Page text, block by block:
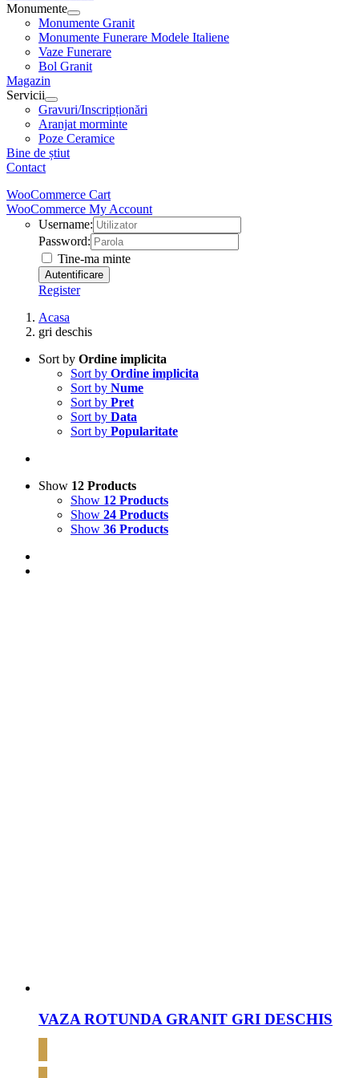
Monumente
Monumente Granit
Monumente Funerare Modele Italiene
Vaze Funerare
Bol Granit
Magazin
Servicii
Gravuri/Inscripționări
Aranjat morminte
Poze Ceramice
Bine de știut
Contact
WooCommerce Cart
WooCommerce My Account
Username:
Password:
Tine-ma minte
Register
Acasa
gri deschis
Sort by Ordine implicita
Sort by Ordine implicita
Sort by Nume
Sort by Pret
Sort by Data
Sort by Popularitate
Show 12 Products
Show 12 Products
Show 24 Products
Show 36 Products
VAZA ROTUNDA GRANIT GRI DESCHIS